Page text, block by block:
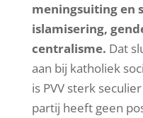
meningsuiting en
islamisering,
centralisme. Dat
aan bij katholiek
is PVV sterk
partij heeft geen